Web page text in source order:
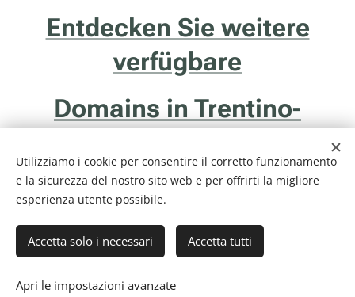
Entdecken Sie weitere
verfügbare
Domains in Trentino-
Internethotel.it è un servizio della ditta Francesco Solidoro - Via delle
Ghiaie, 20/1 - 38122 - Trento (TN) - P.I. 01043510229
Informativa Privacy & Cookie Policy
Utilizziamo i cookie per consentire il corretto funzionamento
e la sicurezza del nostro sito web e per offrirti la migliore
esperienza utente possibile.
Accetta solo i necessari Accetta tutti
Apri le impostazioni avanzate